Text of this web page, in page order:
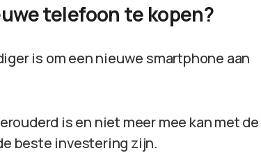
telefoon te kopen?
is om een nieuwe smartphone aan
is en niet meer mee kan met de
beste investering zijn.